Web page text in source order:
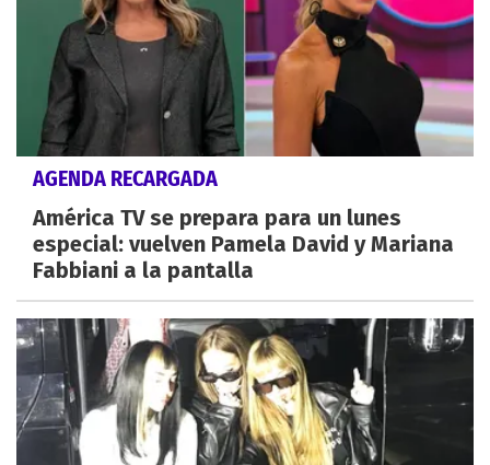
AGENDA RECARGADA
América TV se prepara para un lunes
especial: vuelven Pamela David y Mariana
Fabbiani a la pantalla